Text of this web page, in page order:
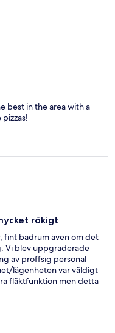
best in the area with a
rökigt
fint badrum även om det
Vi blev uppgraderade
av proffsig personal
lägenheten var väldigt
fläktfunktion men detta
var lite tråkig och
borde förbättra